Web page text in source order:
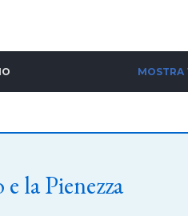
MOSTRA
la Pienezza